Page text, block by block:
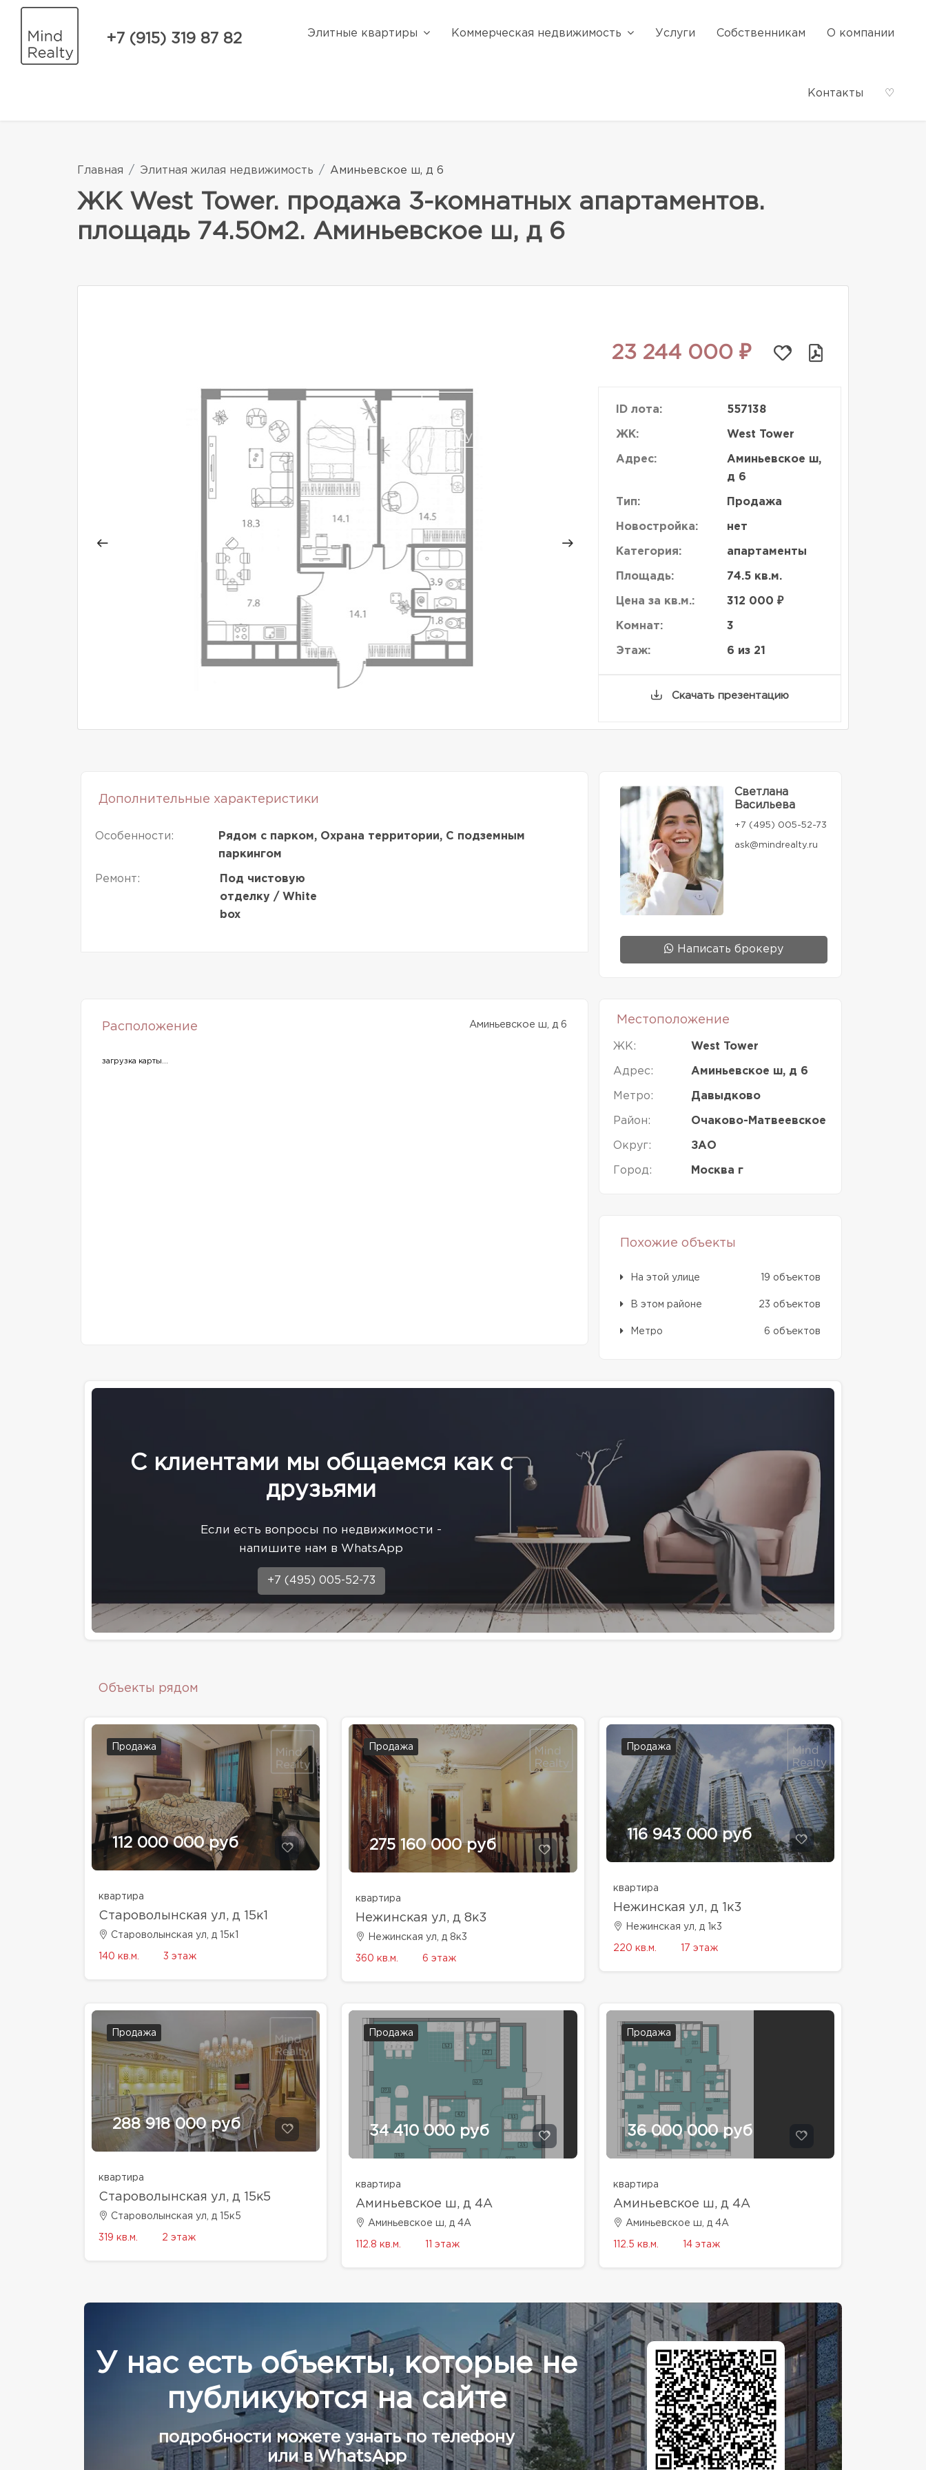
+7 (915) 319 87 82 Элитные квартиры Коммерческая недвижимость Услуги Собственникам О компании
Контакты ♡
Главная Элитная жилая недвижимость Аминьевское ш, д 6
ЖК West Tower. продажа 3-комнатных апартаментов.
площадь 74.50м2. Аминьевское ш, д 6
23 244 000 ₽
ID лота: 557138
ЖК: West Tower
Адрес:
Аминьевское ш,
д 6
Тип: Продажа
Новостройка: нет
Категория: апартаменты
Площадь: 74.5 кв.м.
Цена за кв.м.: 312 000 ₽
Комнат: 3
Этаж: 6 из 21
Скачать презентацию
Дополнительные характеристики
Особенности:
Рядом с парком, Охрана территории, С подземным
паркингом
Ремонт:
Под чистовую
отделку / White
box
Светлана
Васильева
+7 (495) 005-52-73
ask@mindrealty.ru
Написать брокеру
Расположение Аминьевское ш, д 6
загрузка карты...
Местоположение
ЖК: West Tower
Адрес: Аминьевское ш, д 6
Метро: Давыдково
Район: Очаково-Матвеевское
Округ: ЗАО
Город: Москва г
Похожие объекты
На этой улице 19 объектов
В этом районе 23 объектов
Метро 6 объектов
С клиентами мы общаемся как с
друзьями
Eсли есть вопросы по недвижимости -
напишите нам в WhatsApp
+7 (495) 005-52-73
Объекты рядом
Продажа
112 000 000 руб
квартира
Староволынская ул, д 15к1
Староволынская ул, д 15к1
140 кв.м. 3 этаж
Продажа
275 160 000 руб
квартира
Нежинская ул, д 8к3
Нежинская ул, д 8к3
360 кв.м. 6 этаж
Продажа
116 943 000 руб
квартира
Нежинская ул, д 1к3
Нежинская ул, д 1к3
220 кв.м. 17 этаж
Продажа
288 918 000 руб
квартира
Староволынская ул, д 15к5
Староволынская ул, д 15к5
319 кв.м. 2 этаж
Продажа
34 410 000 руб
квартира
Аминьевское ш, д 4А
Аминьевское ш, д 4А
112.8 кв.м. 11 этаж
Продажа
36 000 000 руб
квартира
Аминьевское ш, д 4А
Аминьевское ш, д 4А
112.5 кв.м. 14 этаж
У нас есть объекты, которые не
публикуются на сайте
подробности можете узнать по телефону
или в WhatsApp